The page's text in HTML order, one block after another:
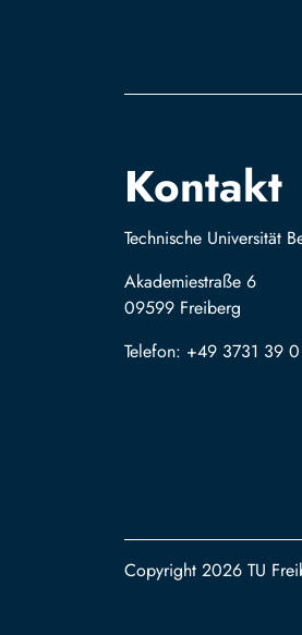
Kontakt
Technische Universität
Akademiestraße 6
09599 Freiberg
Telefon: +49 3731 39 0
Copyright 2026 TU